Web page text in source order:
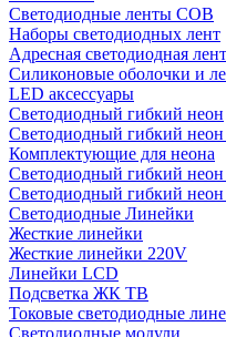
Светодиодные ленты COB
Наборы светодиодных лент
Адресная светодиодная
Силиконовые оболочки и
LED аксессуары
Светодиодный гибкий неон
Светодиодный гибкий неон
Комплектующие для неона
Светодиодный гибкий неон
Светодиодный гибкий неон
Светодиодные Линейки
Жесткие линейки
Жесткие линейки 220V
Линейки LCD
Подсветка ЖК ТВ
Токовые светодиодные
Светодиодные модули